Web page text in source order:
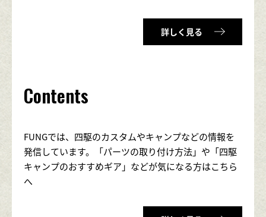
詳しく見る
Contents
FUNGでは、四駆のカスタムやキャンプなどの情報を
発信しています。「パーツの取り付け方法」や「四駆
キャンプのおすすめギア」などが気になる方はこちら
へ